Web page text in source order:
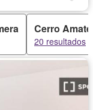
Cerro Amate
20 resultados